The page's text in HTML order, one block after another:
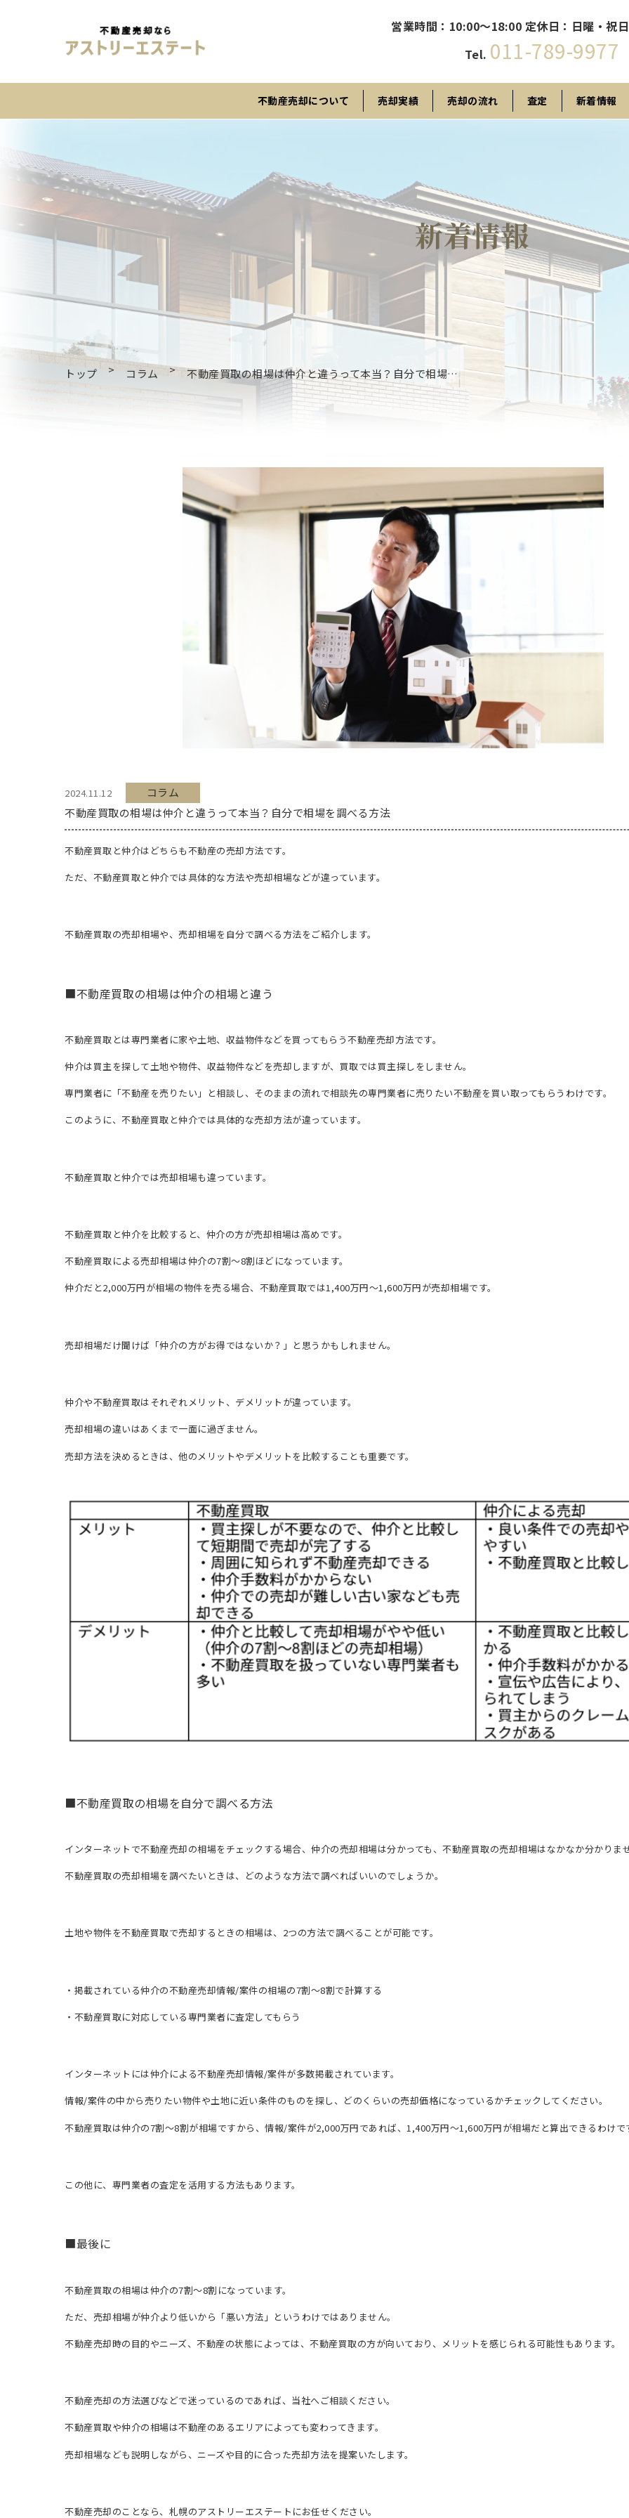
営業時間：10:00〜18:00 定休日：日曜・祝日
Tel. 011-789-9977
不動産売却について 売却実績 売却の流れ 査定 新着情報
新着情報
トップ> コラム> 不動産買取の相場は仲介と違うって本当？自分で相場を調べる方法
2024.11.12
コラム
不動産買取の相場は仲介と違うって本当？自分で相場を調べる方法
不動産買取と仲介はどちらも不動産の売却方法です。
ただ、不動産買取と仲介では具体的な方法や売却相場などが違っています。
不動産買取の売却相場や、売却相場を自分で調べる方法をご紹介します。
■不動産買取の相場は仲介の相場と違う
不動産買取とは専門業者に家や土地、収益物件などを買ってもらう不動産売却方法です。
仲介は買主を探して土地や物件、収益物件などを売却しますが、買取では買主探しをしません。
専門業者に「不動産を売りたい」と相談し、そのままの流れで相談先の専門業者に売りたい不動産を買い取ってもらうわけです。
このように、不動産買取と仲介では具体的な売却方法が違っています。
不動産買取と仲介では売却相場も違っています。
不動産買取と仲介を比較すると、仲介の方が売却相場は高めです。
不動産買取による売却相場は仲介の7割～8割ほどになっています。
仲介だと2,000万円が相場の物件を売る場合、不動産買取では1,400万円～1,600万円が売却相場です。
売却相場だけ聞けば「仲介の方がお得ではないか？」と思うかもしれません。
仲介や不動産買取はそれぞれメリット、デメリットが違っています。
売却相場の違いはあくまで一面に過ぎません。
売却方法を決めるときは、他のメリットやデメリットを比較することも重要です。
■不動産買取の相場を自分で調べる方法
インターネットで不動産売却の相場をチェックする場合、仲介の売却相場は分かっても、不動産買取の売却相場はなかなか分かりま
不動産買取の売却相場を調べたいときは、どのような方法で調べればいいのでしょうか。
土地や物件を不動産買取で売却するときの相場は、2つの方法で調べることが可能です。
・掲載されている仲介の不動産売却情報/案件の相場の7割～8割で計算する
・不動産買取に対応している専門業者に査定してもらう
インターネットには仲介による不動産売却情報/案件が多数掲載されています。
情報/案件の中から売りたい物件や土地に近い条件のものを探し、どのくらいの売却価格になっているかチェックしてください。
不動産買取は仲介の7割～8割が相場ですから、情報/案件が2,000万円であれば、1,400万円～1,600万円が相場だと算出できるわけで
この他に、専門業者の査定を活用する方法もあります。
■最後に
不動産買取の相場は仲介の7割～8割になっています。
ただ、売却相場が仲介より低いから「悪い方法」というわけではありません。
不動産売却時の目的やニーズ、不動産の状態によっては、不動産買取の方が向いており、メリットを感じられる可能性もあります。
不動産売却の方法選びなどで迷っているのであれば、当社へご相談ください。
不動産買取や仲介の相場は不動産のあるエリアによっても変わってきます。
売却相場なども説明しながら、ニーズや目的に合った売却方法を提案いたします。
不動産売却のことなら、札幌のアストリーエステートにお任せください。